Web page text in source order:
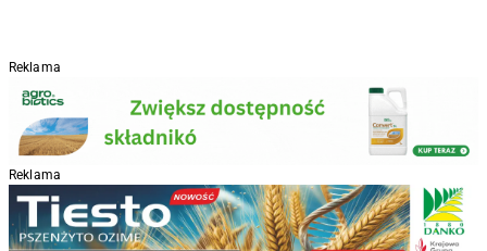
Reklama
Reklama